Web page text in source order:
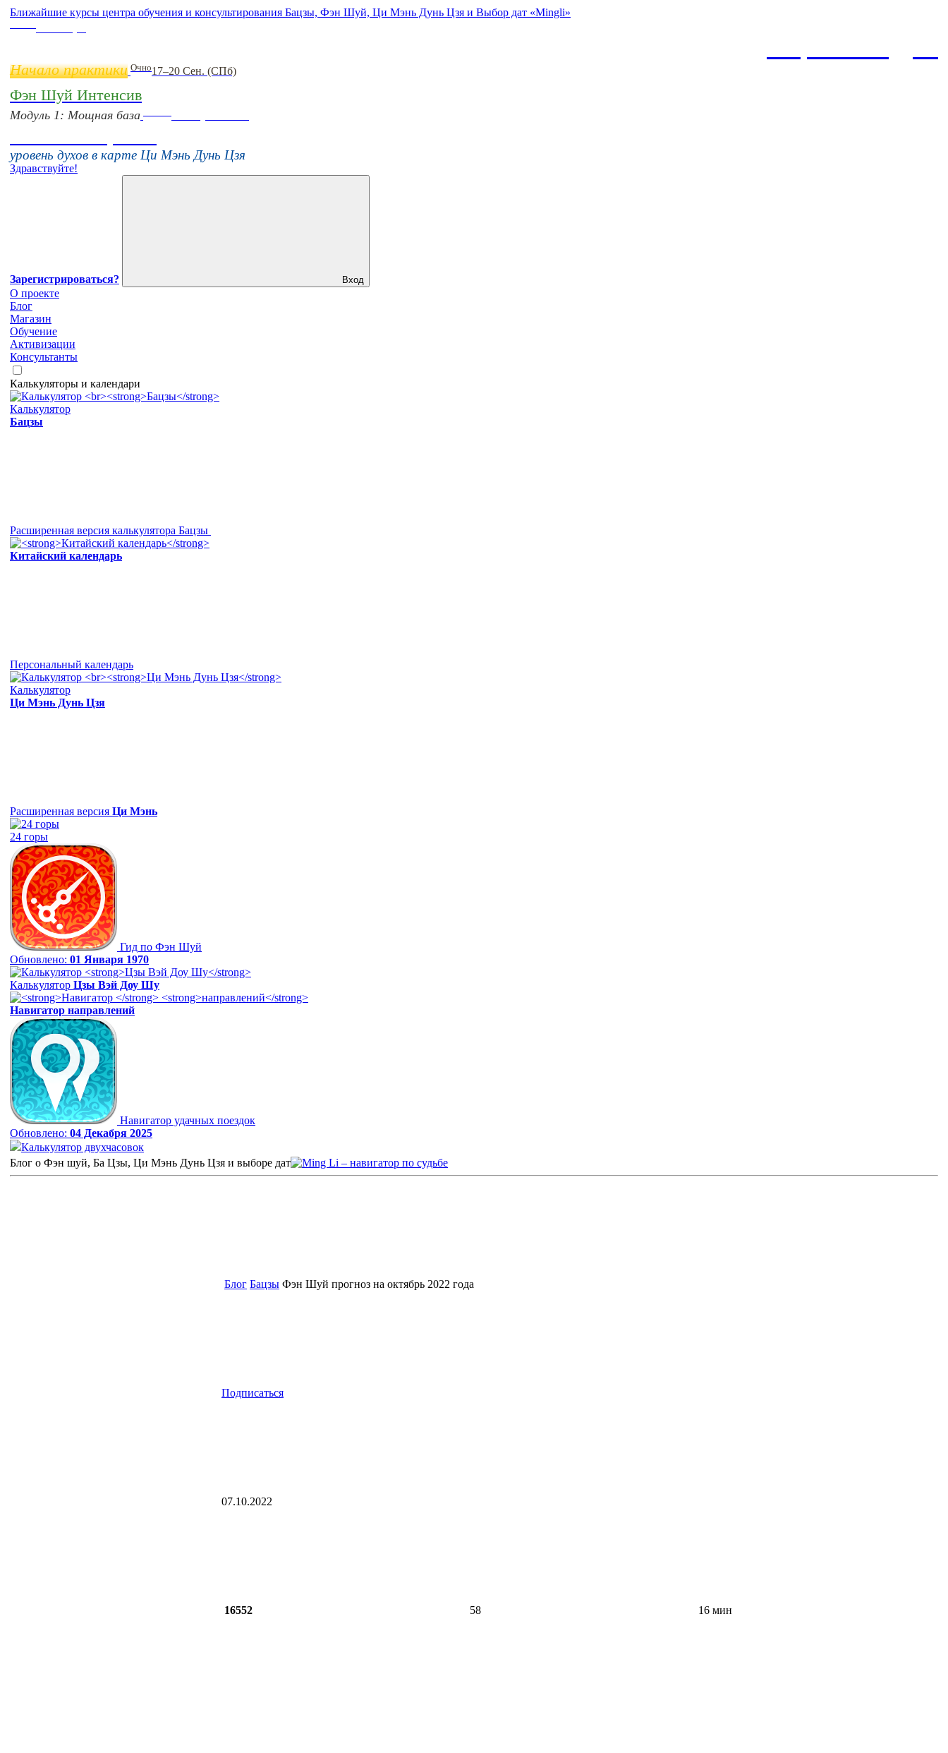
Ближайшие курсы центра обучения и консультирования Бацзы, Фэн Шуй, Ци Мэнь Дунь Цзя и Выбор дат «Mingli»
Начало практики Очно17–20 Сен. (СПб)
Фэн Шуй Интенсив
Модуль 1: Мощная база
уровень духов в карте Ци Мэнь Дунь Цзя
Здравствуйте!
Зарегистрироваться? Вход
О проекте
Блог
Магазин
Обучение
Активизации
Консультанты
Калькуляторы и календари
Калькулятор
Бацзы
Расширенная версия калькулятора Бацзы
Китайский календарь
Персональный календарь
Калькулятор
Ци Мэнь Дунь Цзя
Расширенная версия Ци Мэнь
24 горы
Гид по Фэн Шуй
Обновлено: 01 Января 1970
Калькулятор Цзы Вэй Доу Шу
Навигатор направлений
Навигатор удачных поездок
Обновлено: 04 Декабря 2025
Калькулятор двухчасовок
Блог о Фэн шуй, Ба Цзы, Ци Мэнь Дунь Цзя и выборе дат
Блог Бацзы Фэн Шуй прогноз на октябрь 2022 года
Подписаться
07.10.2022
16552 58 16 мин